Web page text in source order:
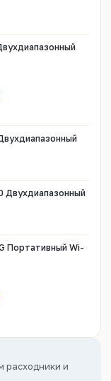
Двухдиапазонный
Портативный Wi-
расходники и